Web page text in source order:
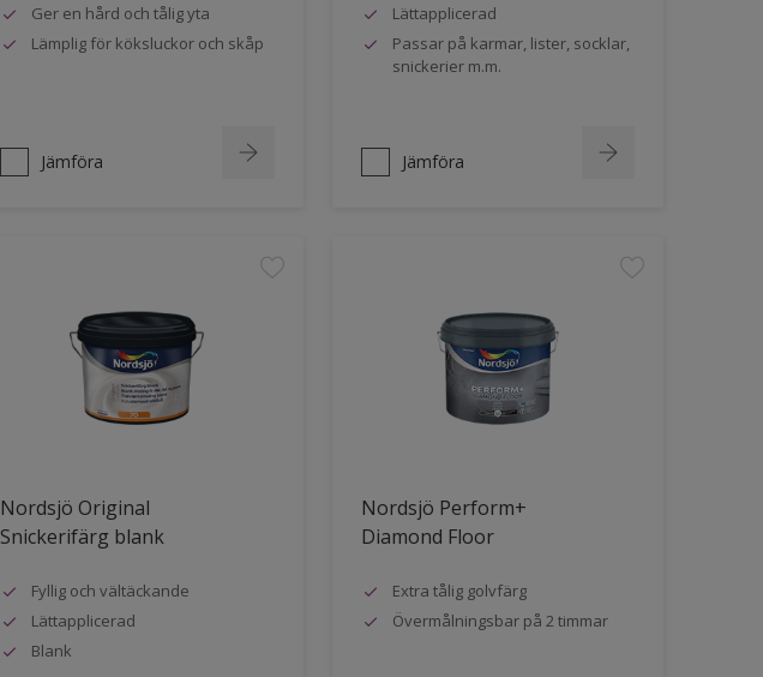
Ger en hård och tålig yta
Lämplig för köksluckor och skåp
Jämföra
Lättapplicerad
Passar på karmar, lister, socklar,
snickerier m.m.
Jämföra
Nordsjö Original
Snickerifärg blank
Fyllig och vältäckande
Lättapplicerad
Blank
Nordsjö Perform+
Diamond Floor
Extra tålig golvfärg
Övermålningsbar på 2 timmar